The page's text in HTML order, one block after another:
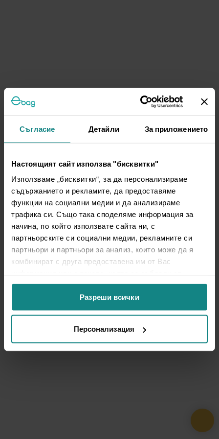
Съгласие Детайли За приложението
Настоящият сайт използва "бисквитки"
Използваме „бисквитки“, за да персонализираме
съдържанието и рекламите, да предоставяме
функции на социални медии и да анализираме
трафика си. Също така споделяме информация за
начина, по който използвате сайта ни, с
партньорските си социални медии, рекламните си
партньори и партньори за анализ, които може да я
комбинират с друга предоставена им от Вас
ползването от Ваша страна на услугите им.
Разреши всички
Персонализация